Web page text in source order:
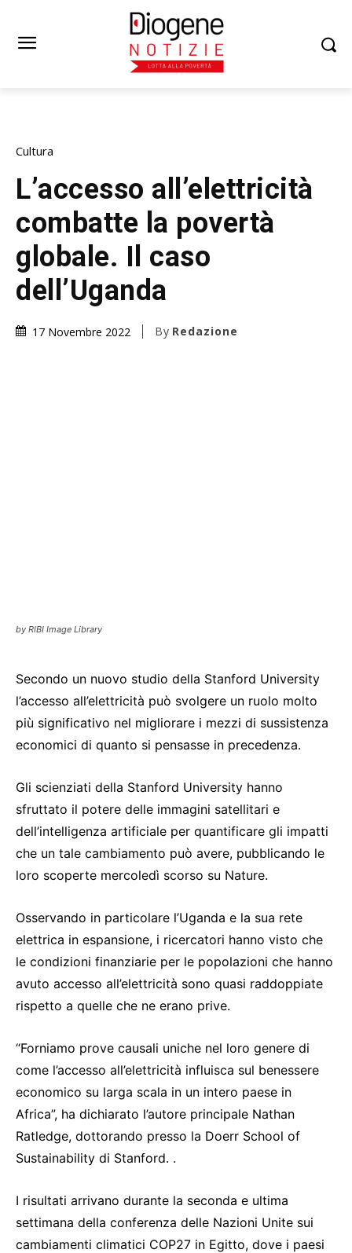
Cultura
L’accesso all’elettricità
combatte la povertà
globale. Il caso
dell’Uganda
17 Novembre 2022 By Redazione
by RIBI Image Library
Secondo un nuovo studio della Stanford University
l’accesso all’elettricità può svolgere un ruolo molto
più significativo nel migliorare i mezzi di sussistenza
economici di quanto si pensasse in precedenza.
Gli scienziati della Stanford University hanno
sfruttato il potere delle immagini satellitari e
dell’intelligenza artificiale per quantificare gli impatti
che un tale cambiamento può avere, pubblicando le
loro scoperte mercoledì scorso su Nature.
Osservando in particolare l’Uganda e la sua rete
elettrica in espansione, i ricercatori hanno visto che
le condizioni finanziarie per le popolazioni che hanno
avuto accesso all’elettricità sono quasi raddoppiate
rispetto a quelle che ne erano prive.
“Forniamo prove causali uniche nel loro genere di
come l’accesso all’elettricità influisca sul benessere
economico su larga scala in un intero paese in
Africa”, ha dichiarato l’autore principale Nathan
Ratledge, dottorando presso la Doerr School of
Sustainability di Stanford. .
I risultati arrivano durante la seconda e ultima
settimana della conferenza delle Nazioni Unite sui
cambiamenti climatici COP27 in Egitto, dove i paesi